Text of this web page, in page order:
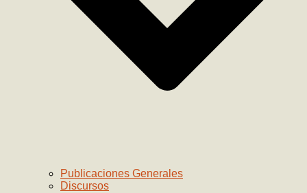
Publicaciones Generales
Discursos